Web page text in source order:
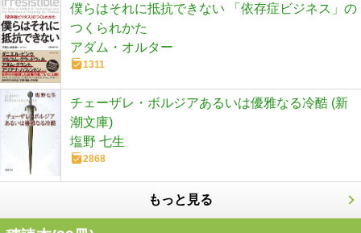
僕らはそれに抵抗できない 「依存症ビジネス」の
つくられかた
アダム・オルター
1311
チェーザレ・ボルジアあるいは優雅なる冷酷 (新
潮文庫)
塩野 七生
2868
もっと見る